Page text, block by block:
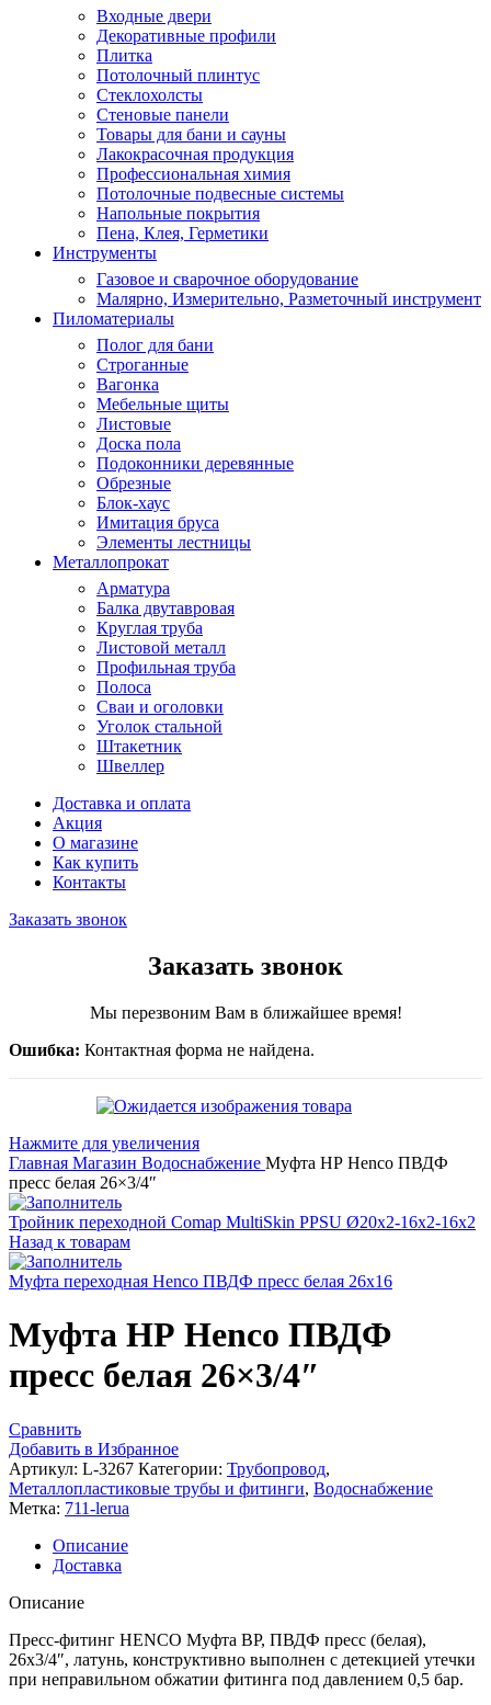
Входные двери
Декоративные профили
Плитка
Потолочный плинтус
Стеклохолсты
Стеновые панели
Товары для бани и сауны
Лакокрасочная продукция
Профессиональная химия
Потолочные подвесные системы
Напольные покрытия
Пена, Клея, Герметики
Инструменты
Газовое и сварочное оборудование
Малярно, Измерительно, Разметочный инструмент
Пиломатериалы
Полог для бани
Строганные
Вагонка
Мебельные щиты
Листовые
Доска пола
Подоконники деревянные
Обрезные
Блок-хаус
Имитация бруса
Элементы лестницы
Металлопрокат
Арматура
Балка двутавровая
Круглая труба
Листовой металл
Профильная труба
Полоса
Сваи и оголовки
Уголок стальной
Штакетник
Швеллер
Доставка и оплата
Акция
О магазине
Как купить
Контакты
Заказать звонок
Заказать звонок
Мы перезвоним Вам в ближайшее время!
Ошибка: Контактная форма не найдена.
Нажмите для увеличения
Главная Магазин Водоснабжение Муфта НР Henco ПВДФ
пресс белая 26×3/4″
Тройник переходной Comap MultiSkin PPSU Ø20x2-16x2-16x2
Назад к товарам
Муфта переходная Henco ПВДФ пресс белая 26x16
Муфта НР Henco ПВДФ
пресс белая 26×3/4″
Сравнить
Добавить в Избранное
Артикул: L-3267 Категории: Трубопровод,
Металлопластиковые трубы и фитинги, Водоснабжение
Метка: 711-lerua
Описание
Доставка
Описание
Пресс-фитинг HENCO Муфта ВР, ПВДФ пресс (белая),
26х3/4″, латунь, конструктивно выполнен с детекцией утечки
при неправильном обжатии фитинга под давлением 0,5 бар.